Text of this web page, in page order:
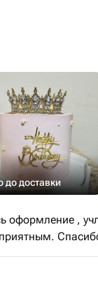
до доставки
оформление ,